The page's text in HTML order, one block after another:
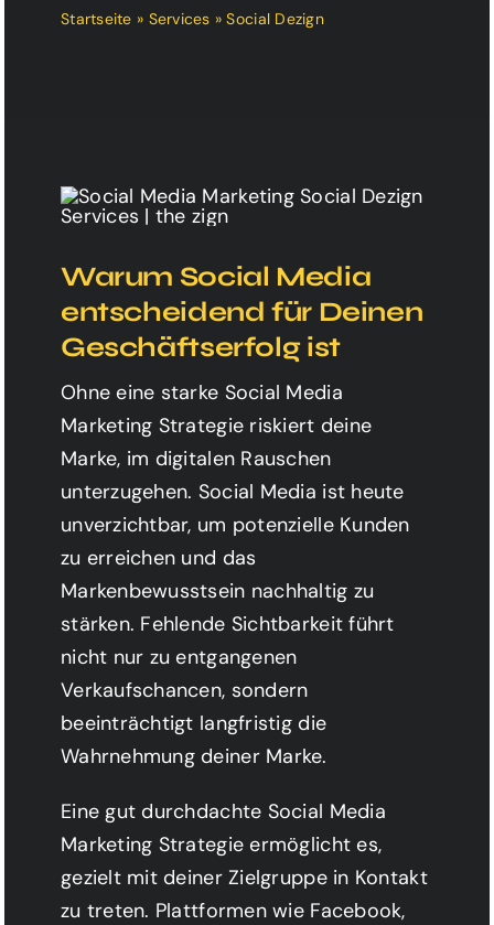
Startseite » Services »Social Dezign
Warum Social Media
entscheidend für Deinen
Geschäftserfolg ist
Ohne eine starke Social Media
Marketing Strategie riskiert deine
Marke, im digitalen Rauschen
unterzugehen. Social Media ist heute
unverzichtbar, um potenzielle Kunden
zu erreichen und das
Markenbewusstsein nachhaltig zu
stärken. Fehlende Sichtbarkeit führt
nicht nur zu entgangenen
Verkaufschancen, sondern
beeinträchtigt langfristig die
Wahrnehmung deiner Marke.
Eine gut durchdachte Social Media
Marketing Strategie ermöglicht es,
gezielt mit deiner Zielgruppe in Kontakt
zu treten. Plattformen wie Facebook,
weitergegeben werden.
Mehr Informationen